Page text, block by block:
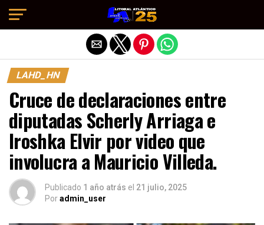
LAHD_HN
Cruce de declaraciones entre
diputadas Scherly Arriaga e
Iroshka Elvir por video que
involucra a Mauricio Villeda.
Publicado 1 año atrás el 21 julio, 2025
Poradmin_user
Salir de la versión móvil